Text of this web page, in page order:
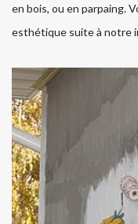
en bois, ou en parpaing.
esthétique suite à notre